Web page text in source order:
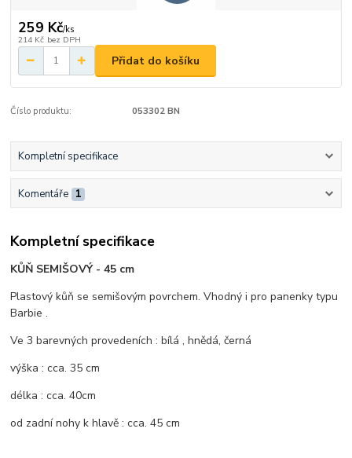
259 Kč/ks
214 Kč bez DPH
Přidat do košíku
Číslo produktu: 053302 BN
Kompletní specifikace
Komentáře 1
Kompletní specifikace
KŮŇ SEMIŠOVÝ - 45 cm
Plastový kůň se semišovým povrchem. Vhodný i pro panenky typu
Barbie .
Ve 3 barevných provedeních : bílá , hnědá, černá
výška : cca. 35 cm
délka : cca. 40cm
od zadní nohy k hlavě : cca. 45 cm